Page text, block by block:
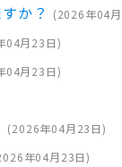
か？ (2026年04
04月23日)
04月23日)
(2026年04月23日)
年04月23日)